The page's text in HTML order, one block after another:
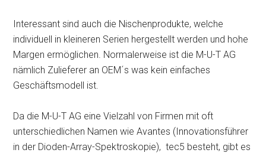
Interessant sind auch die Nischenprodukte, welche
individuell in kleineren Serien hergestellt werden und hohe
Margen ermöglichen. Normalerweise ist die M-U-T AG
nämlich Zulieferer an OEM´s was kein einfaches
Geschäftsmodell ist.
Da die M-U-T AG eine Vielzahl von Firmen mit oft
unterschiedlichen Namen wie Avantes (Innovationsführer
in der Dioden-Array-Spektroskopie), tec5 besteht, gibt es